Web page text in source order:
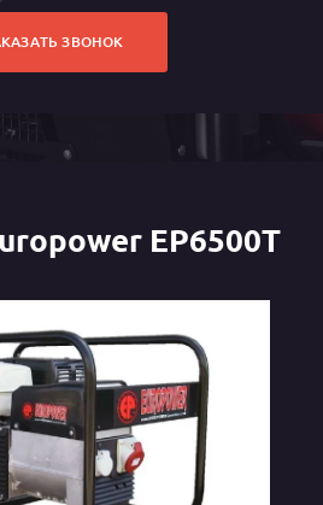
ЗВОНОК
EP6500T